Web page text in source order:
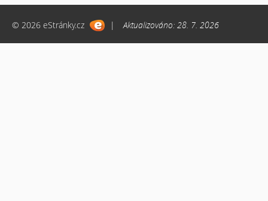
© 2026 eStránky.cz | Aktualizováno: 28. 7. 2026